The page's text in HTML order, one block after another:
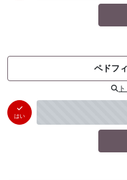
ペドフ
はい